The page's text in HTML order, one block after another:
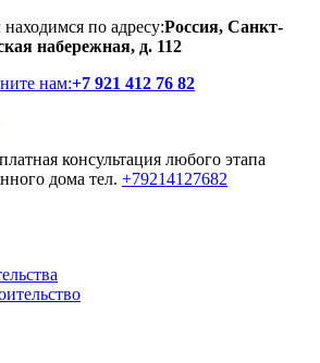
по адресу:Россия, Санкт-
набережная, д. 112
нам:+7 921 412 76 82
консультация любого этапа
дома тел. +79214127682